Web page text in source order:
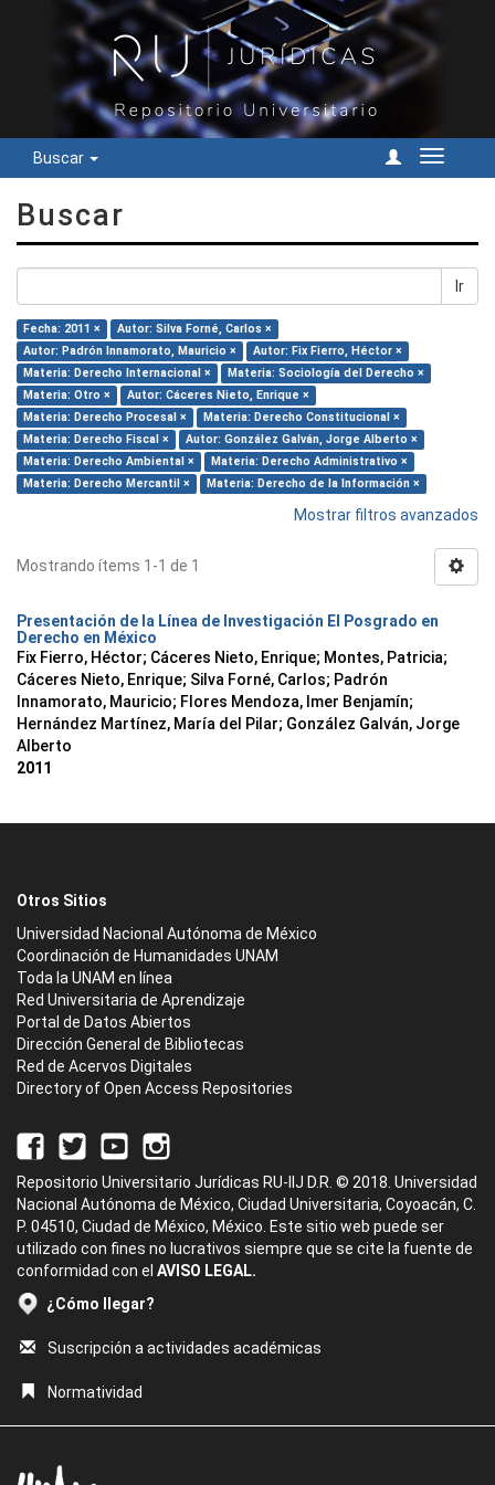
Buscar
Cambiar
Buscar
Ir
Fecha: 2011 ×
Autor: Silva Forné, Carlos ×
Autor: Padrón Innamorato, Mauricio ×
Autor: Fix Fierro, Héctor ×
Materia: Derecho Internacional ×
Materia: Sociología del Derecho ×
Materia: Otro ×
Autor: Cáceres Nieto, Enrique ×
Materia: Derecho Procesal ×
Materia: Derecho Constitucional ×
Materia: Derecho Fiscal ×
Autor: González Galván, Jorge Alberto ×
Materia: Derecho Ambiental ×
Materia: Derecho Administrativo ×
Materia: Derecho Mercantil ×
Materia: Derecho de la Información ×
Mostrar filtros avanzados
Mostrando ítems 1-1 de 1
Presentación de la Línea de Investigación El Posgrado en
Derecho en México
Fix Fierro, Héctor; Cáceres Nieto, Enrique; Montes, Patricia;
Cáceres Nieto, Enrique; Silva Forné, Carlos; Padrón
Innamorato, Mauricio; Flores Mendoza, Imer Benjamín;
Hernández Martínez, María del Pilar; González Galván, Jorge
Alberto
2011
Otros Sitios
Universidad Nacional Autónoma de México
Coordinación de Humanidades UNAM
Toda la UNAM en línea
Red Universitaria de Aprendizaje
Portal de Datos Abiertos
Dirección General de Bibliotecas
Red de Acervos Digitales
Directory of Open Access Repositories
Repositorio Universitario Jurídicas RU-IIJ D.R. © 2018. Universidad
Nacional Autónoma de México, Ciudad Universitaria, Coyoacán, C.
P. 04510, Ciudad de México, México. Este sitio web puede ser
utilizado con fines no lucrativos siempre que se cite la fuente de
conformidad con el AVISO LEGAL.
¿Cómo llegar?
Suscripción a actividades académicas
Normatividad